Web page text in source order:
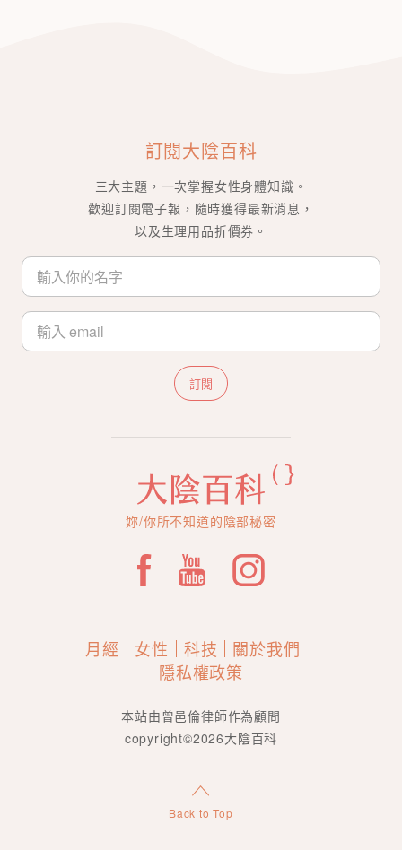
訂閱大陰百科
三大主題，一次掌握女性身體知識。
歡迎訂閱電子報，隨時獲得最新消息，
以及生理用品折價券。
訂閱
妳/你所不知道的陰部秘密
月經 女性 科技
關於我們
隱私權政策
本站由曾邑倫律師作為顧問
copyright©2026大陰百科
Back to Top